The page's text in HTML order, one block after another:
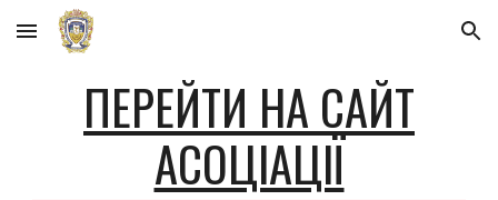
Skip to main content Skip to navigation
ПЕРЕЙТИ НА САЙТ
АСОЦІАЦІЇ